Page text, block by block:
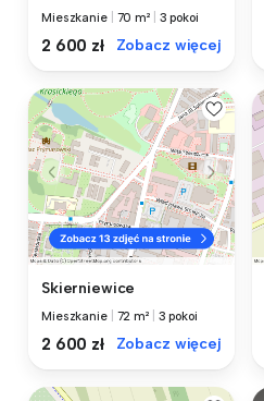
Mieszkanie 70 m² 3 pokoi
2 600 zł Zobacz więcej
Skierniewice
Mieszkanie 72 m² 3 pokoi
2 600 zł Zobacz więcej